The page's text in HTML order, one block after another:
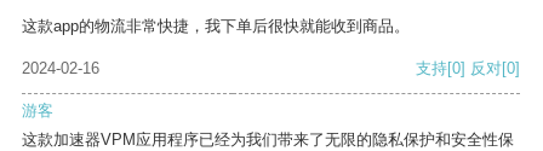
这款app的物流非常快捷，我下单后很快就能收到商品。
2024-02-16 支持[0] 反对[0]
游客
这款加速器VPM应用程序已经为我们带来了无限的隐私保护和安全性保